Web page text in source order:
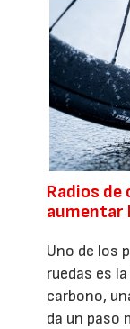
Radios de
aumentar
Uno de los
ruedas es
carbono,
da un paso